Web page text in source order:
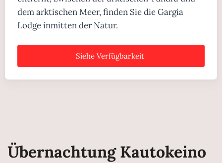
dem arktischen Meer, finden Sie die Gargia
Lodge inmitten der Natur.
Siehe Verfügbarkeit
Übernachtung Kautokeino